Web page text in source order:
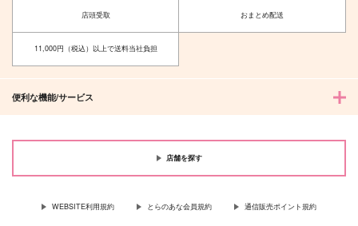
店頭受取 おまとめ配送
11,000円（税込）以上で送料当社負担
便利な機能/サービス
店舗を探す
WEBSITE利用規約 とらのあな会員規約 通信販売ポイント規約